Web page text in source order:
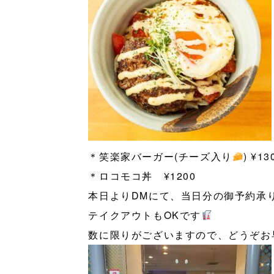
＊笑楽家バーガー(チーズ入り
)
＊ロコモコ丼 ¥1200
本日よりDMにて、当日分の御予約承
テイクアウトもOKです
数に限りがございますので、どうぞお